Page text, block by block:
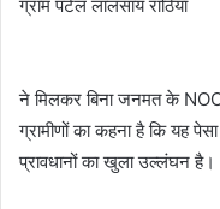
ग्राम पटेल लालसाय राठिया
ने मिलकर बिना जनमत के NOC
ग्रामीणों का कहना है कि यह
प्रावधानों का खुला उल्लंघन है।